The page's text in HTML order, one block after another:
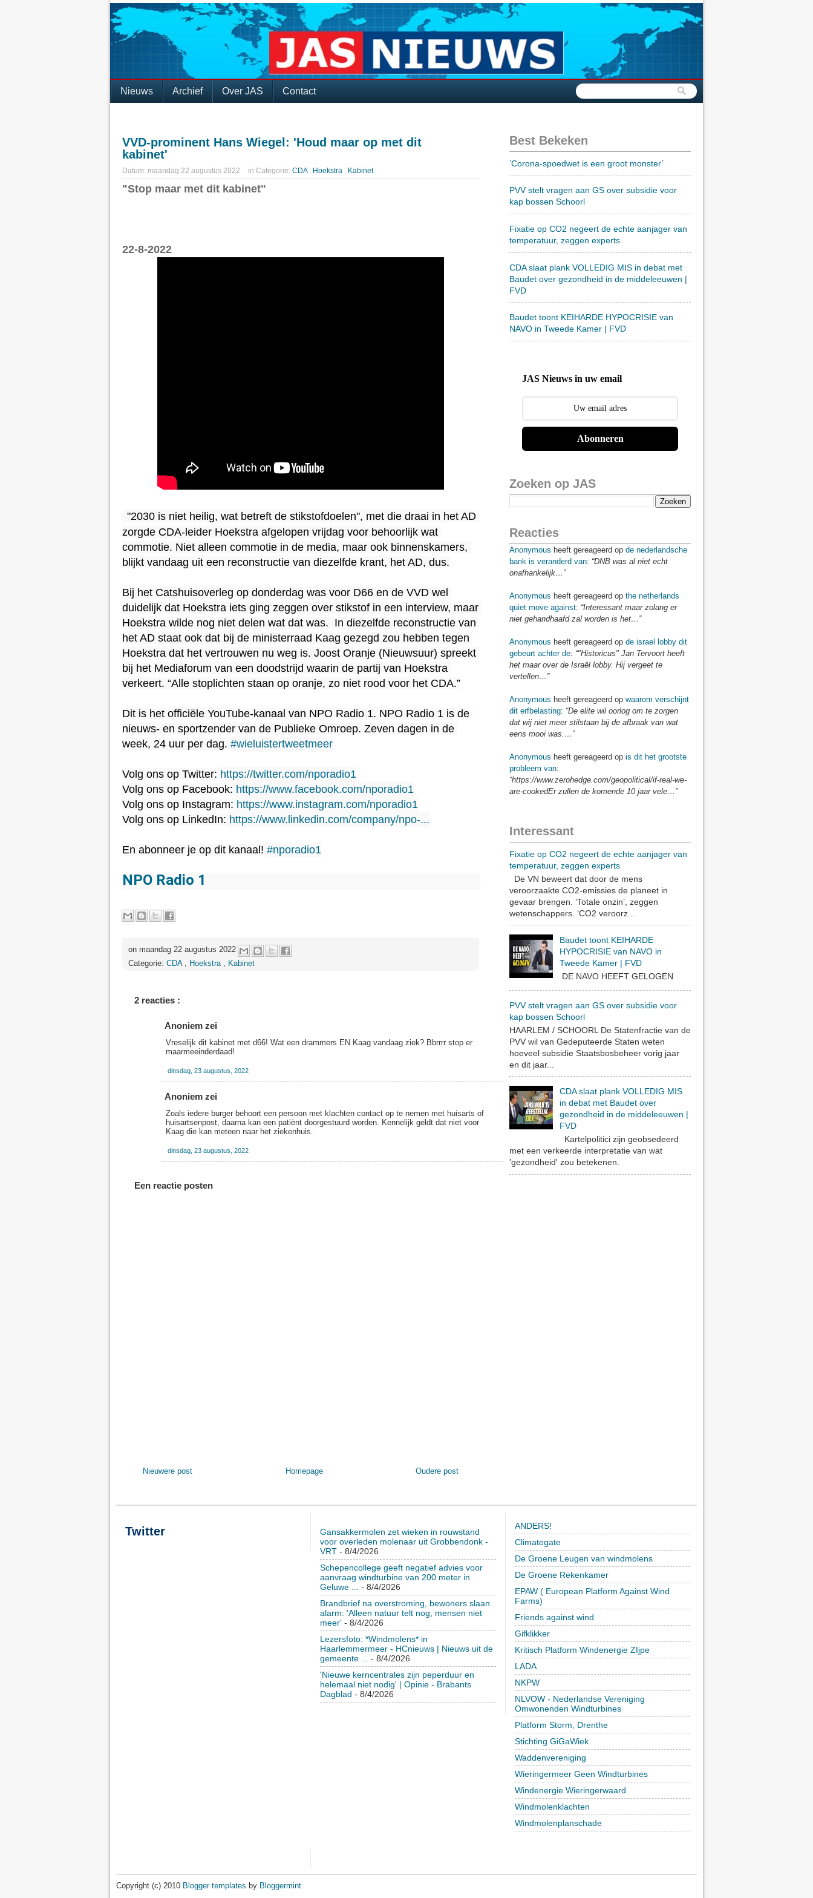
Nieuws Archief Over JAS Contact
VVD-prominent Hans Wiegel: 'Houd maar op met dit
kabinet'
Datum: maandag 22 augustus 2022 in Categorie: CDA , Hoekstra , Kabinet
"Stop maar met dit kabinet"
22-8-2022
"2030 is niet heilig, wat betreft de stikstofdoelen", met die draai in het AD
zorgde CDA-leider Hoekstra afgelopen vrijdag voor behoorlijk wat
commotie. Niet alleen commotie in de media, maar ook binnenskamers,
blijkt vandaag uit een reconstructie van diezelfde krant, het AD, dus.
Bij het Catshuisoverleg op donderdag was voor D66 en de VVD wel
duidelijk dat Hoekstra iets ging zeggen over stikstof in een interview, maar
Hoekstra wilde nog niet delen wat dat was.  In diezelfde reconstructie van
het AD staat ook dat bij de ministerraad Kaag gezegd zou hebben tegen
Hoekstra dat het vertrouwen nu weg is. Joost Oranje (Nieuwsuur) spreekt
bij het Mediaforum van een doodstrijd waarin de partij van Hoekstra
verkeert. “Alle stoplichten staan op oranje, zo niet rood voor het CDA.”
Dit is het officiële YouTube-kanaal van NPO Radio 1. NPO Radio 1 is de
nieuws- en sportzender van de Publieke Omroep. Zeven dagen in de
week, 24 uur per dag. #wieluistertweetmeer
Volg ons op Twitter: https://twitter.com/nporadio1​
Volg ons op Facebook: https://www.facebook.com/nporadio1​
Volg ons op Instagram: https://www.instagram.com/nporadio1​
Volg ons op LinkedIn: https://www.linkedin.com/company/npo-...
En abonneer je op dit kanaal! #nporadio1
NPO Radio 1
on maandag 22 augustus 2022
Categorie: CDA , Hoekstra , Kabinet
2 reacties :
Anoniem zei
Vreselijk dit kabinet met d66! Wat een drammers EN Kaag vandaag ziek? Bbrrrr stop er
maarmeeinderdaad!
dinsdag, 23 augustus, 2022
Anoniem zei
Zoals iedere burger behoort een persoon met klachten contact op te nemen met huisarts of
huisartsenpost, daarna kan een patiënt doorgestuurd worden. Kennelijk geldt dat niet voor
Kaag die kan meteen naar het ziekenhuis.
dinsdag, 23 augustus, 2022
Een reactie posten
Nieuwere post Oudere post
Homepage
Best Bekeken
’Corona-spoedwet is een groot monster’
PVV stelt vragen aan GS over subsidie voor
kap bossen Schoorl
Fixatie op CO2 negeert de echte aanjager van
temperatuur, zeggen experts
CDA slaat plank VOLLEDIG MIS in debat met
Baudet over gezondheid in de middeleeuwen |
FVD
Baudet toont KEIHARDE HYPOCRISIE van
NAVO in Tweede Kamer | FVD
JAS Nieuws in uw email
Abonneren
Zoeken op JAS
Reacties
Anonymous heeft gereageerd op de nederlandsche
bank is veranderd van: “DNB was al niet echt
onafhankelijk…”
Anonymous heeft gereageerd op the netherlands
quiet move against: “Interessant maar zolang er
niet gehandhaafd zal worden is het…”
Anonymous heeft gereageerd op de israel lobby dit
gebeurt achter de: “"Historicus" Jan Tervoort heeft
het maar over de Israël lobby. Hij vergeet te
vertellen…”
Anonymous heeft gereageerd op waarom verschijnt
dit erfbelasting: “De elite wil oorlog om te zorgen
dat wij niet meer stilstaan bij de afbraak van wat
eens mooi was.…”
Anonymous heeft gereageerd op is dit het grootste
probleem van:
“https://www.zerohedge.com/geopolitical/if-real-we-
are-cookedEr zullen de komende 10 jaar vele…”
Interessant
Fixatie op CO2 negeert de echte aanjager van
temperatuur, zeggen experts
De VN beweert dat door de mens
veroorzaakte CO2-emissies de planeet in
gevaar brengen. ‘Totale onzin’, zeggen
wetenschappers. ‘CO2 veroorz...
Baudet toont KEIHARDE
HYPOCRISIE van NAVO in
Tweede Kamer | FVD
DE NAVO HEEFT GELOGEN
PVV stelt vragen aan GS over subsidie voor
kap bossen Schoorl
HAARLEM / SCHOORL De Statenfractie van de
PVV wil van Gedeputeerde Staten weten
hoeveel subsidie Staatsbosbeheer vorig jaar
en dit jaar...
CDA slaat plank VOLLEDIG MIS
in debat met Baudet over
gezondheid in de middeleeuwen |
FVD
Kartelpolitici zijn geobsedeerd
met een verkeerde interpretatie van wat
'gezondheid' zou betekenen.
Twitter
Gansakkermolen zet wieken in rouwstand
voor overleden molenaar uit Grobbendonk -
VRT- 8/4/2026
Schepencollege geeft negatief advies voor
aanvraag windturbine van 200 meter in
Geluwe ...
- 8/4/2026
Brandbrief na overstroming, bewoners slaan
alarm: 'Alleen natuur telt nog, mensen niet
meer' - 8/4/2026
Lezersfoto: *Windmolens* in
Haarlemmermeer - HCnieuws | Nieuws uit de
gemeente ...
- 8/4/2026
'Nieuwe kerncentrales zijn peperduur en
helemaal niet nodig' | Opinie - Brabants
Dagblad - 8/4/2026
ANDERS!
Climategate
De Groene Leugen van windmolens
De Groene Rekenkamer
EPAW ( European Platform Against Wind
Farms)
Friends against wind
Gifklikker
Kritisch Platform Windenergie ZIjpe
LADA
NKPW
NLVOW - Nederlandse Vereniging
Omwonenden Windturbines
Platform Storm, Drenthe
Stichting GiGaWiek
Waddenvereniging
Wieringermeer Geen Windturbines
Windenergie Wieringerwaard
Windmolenklachten
Windmolenplanschade
Copyright (c) 2010 Blogger templates by Bloggermint